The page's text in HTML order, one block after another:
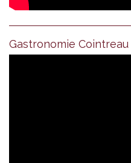
Gastronomie Cointreau